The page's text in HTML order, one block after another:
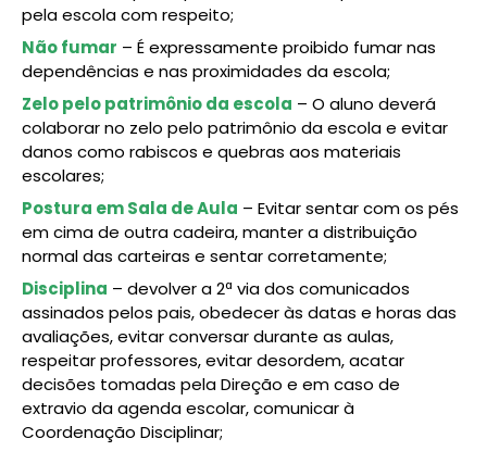
pela escola com respeito;
Não fumar – É expressamente proibido fumar nas
dependências e nas proximidades da escola;
Zelo pelo patrimônio da escola – O aluno deverá
colaborar no zelo pelo patrimônio da escola e evitar
danos como rabiscos e quebras aos materiais
escolares;
Postura em Sala de Aula – Evitar sentar com os pés
em cima de outra cadeira, manter a distribuição
normal das carteiras e sentar corretamente;
Disciplina – devolver a 2ª via dos comunicados
assinados pelos pais, obedecer às datas e horas das
avaliações, evitar conversar durante as aulas,
respeitar professores, evitar desordem, acatar
decisões tomadas pela Direção e em caso de
extravio da agenda escolar, comunicar à
Coordenação Disciplinar;